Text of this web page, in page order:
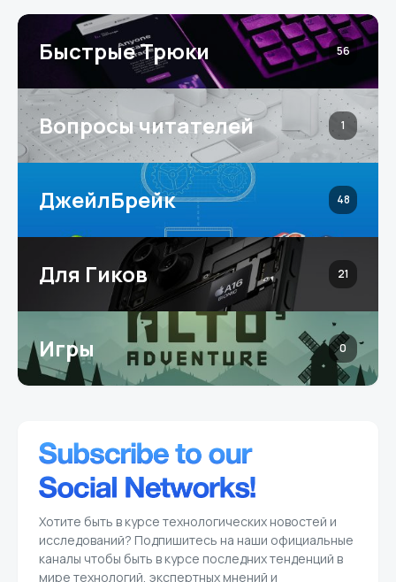
Быстрые Трюки 56
Вопросы читателей 1
ДжейлБрейк 48
Для Гиков 21
Игры 0
Хотите быть в курсе технологических новостей и
исследований? Подпишитесь на наши официальные
каналы чтобы быть в курсе последних тенденций в
мире технологий, экспертных мнений и